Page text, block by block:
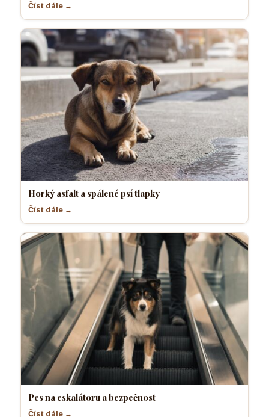
Číst dále →
Horký asfalt a spálené psí tlapky
Číst dále →
Pes na eskalátoru a bezpečnost
Číst dále →